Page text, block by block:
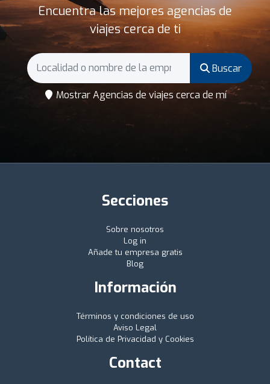
Encuentra las mejores agencias de
viajes cerca de ti
Buscar
Mostrar Agencias de viajes cerca de mí
Secciones
Sobre nosotros
Log in
Añade tu empresa gratis
Blog
Información
Términos y condiciones de uso
Aviso Legal
Política de Privacidad y Cookies
Contact